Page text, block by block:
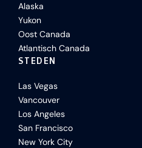
Alaska
Yukon
Oost Canada
Atlantisch Canada
STEDEN
Las Vegas
Vancouver
Los Angeles
San Francisco
New York City